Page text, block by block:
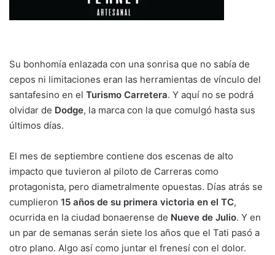
Su bonhomía enlazada con una sonrisa que no sabía de
cepos ni limitaciones eran las herramientas de vínculo del
santafesino en el Turismo Carretera. Y aquí no se podrá
olvidar de Dodge, la marca con la que comulgó hasta sus
últimos días.
El mes de septiembre contiene dos escenas de alto
impacto que tuvieron al piloto de Carreras como
protagonista, pero diametralmente opuestas. Días atrás se
cumplieron 15 años de su primera victoria en el TC,
ocurrida en la ciudad bonaerense de Nueve de Julio. Y en
un par de semanas serán siete los años que el Tati pasó a
otro plano. Algo así como juntar el frenesí con el dolor.